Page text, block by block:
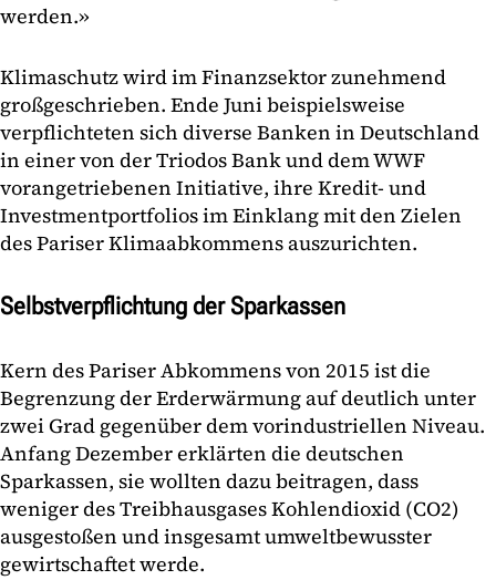
werden.»
Klimaschutz wird im Finanzsektor zunehmend
großgeschrieben. Ende Juni beispielsweise
verpflichteten sich diverse Banken in Deutschland
in einer von der Triodos Bank und dem WWF
vorangetriebenen Initiative, ihre Kredit- und
Investmentportfolios im Einklang mit den Zielen
des Pariser Klimaabkommens auszurichten.
Selbstverpflichtung der Sparkassen
Kern des Pariser Abkommens von 2015 ist die
Begrenzung der Erderwärmung auf deutlich unter
zwei Grad gegenüber dem vorindustriellen Niveau.
Anfang Dezember erklärten die deutschen
Sparkassen, sie wollten dazu beitragen, dass
weniger des Treibhausgases Kohlendioxid (CO2)
ausgestoßen und insgesamt umweltbewusster
gewirtschaftet werde.